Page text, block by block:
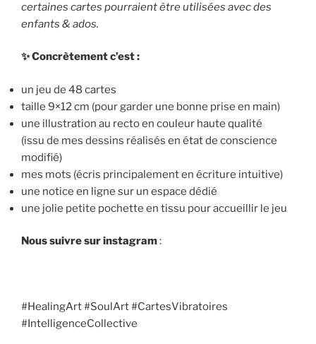
certaines cartes pourraient être utilisées avec des
enfants & ados.
✨Concrètement c’est :
un jeu de 48 cartes
taille 9×12 cm (pour garder une bonne prise en main)
une illustration au recto en couleur haute qualité
(issu de mes dessins réalisés en état de conscience
modifié)
mes mots (écris principalement en écriture intuitive)
une notice en ligne sur un espace dédié
une jolie petite pochette en tissu pour accueillir le jeu
Nous suivre sur instagram:
#HealingArt #SoulArt #CartesVibratoires
#IntelligenceCollective